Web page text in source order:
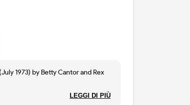
1973) by Betty Cantor and Rex
LEGGI DI PIÙ